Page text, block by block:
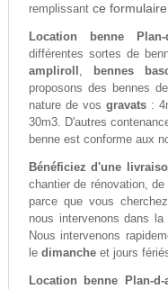
remplissant ce
Location benne Plan-
différentes sortes de
ampliroll , bennes
proposons des bennes
nature de vos gravats:
30m3. D'autres
benne est conforme aux
Bénéficiez d'une
chantier de rénovation,
parce que vous
nous intervenons dans
Nous intervenons
le dimancheet jours
Location benne Plan-